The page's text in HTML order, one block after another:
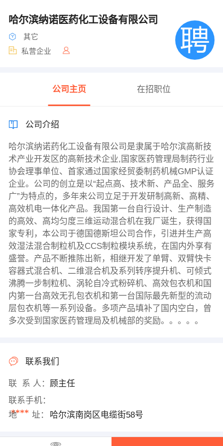
哈尔滨纳诺医药化工设备有限公司
其它
私营企业
公司主页 在招职位
公司介绍
哈尔滨纳诺药化工设备有限公司是隶属于哈尔滨高新技
术产业开发区的高新技术企业,国家医药管理局制药行业
协会理事单位、首家通过国家经贸委制药机械GMP认证
企业。公司的创立是以“起点高、技术新、产品全、服务
广”为特点的，多年来公司立足于开发研制高新、高精、
高效机电一体化产品。我国第一台自行设计、生产制造
的高效、高均匀度三维运动混合机在我厂诞生，获得国
家专利，本公司于德国德斯坦公司合作，引进并生产高
效湿法混合制粒机及CCS制粒模块系统，在国内外享有
盛誉。产品不断推陈出新，相继开发了单臂、双臂快卡
容器式混合机、二维混合机及系列转序提升机、可倾式
沸腾一步制粒机、涡轮自冷式粉碎机、高效包衣机和国
内第一台高效无孔包衣机和第一台国际最先新型的流动
层包衣机等一系列设备。多项产品填补了国内空白，曾
多次受到国家医药管理局及机械部的奖励。。。。。
联系我们
联 系 人： 顾主任
联系手机：
****
地 址： 哈尔滨南岗区电缆街58号